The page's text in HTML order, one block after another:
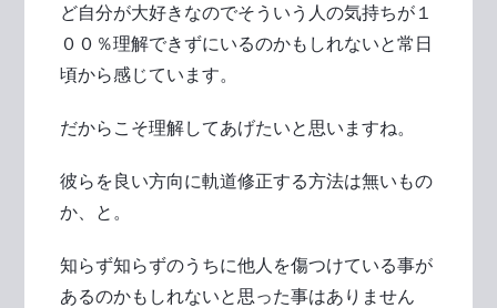
ど自分が大好きなのでそういう人の気持ちが１
００％理解できずにいるのかもしれないと常日
頃から感じています。
だからこそ理解してあげたいと思いますね。
彼らを良い方向に軌道修正する方法は無いもの
か、と。
知らず知らずのうちに他人を傷つけている事が
あるのかもしれないと思った事はありません